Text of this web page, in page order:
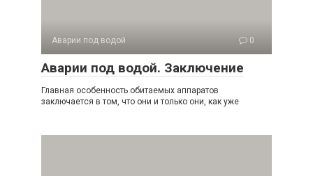
Аварии под водой 0
Аварии под водой. Заключение
Главная особенность обитаемых аппаратов
заключается в том, что они и только они, как уже